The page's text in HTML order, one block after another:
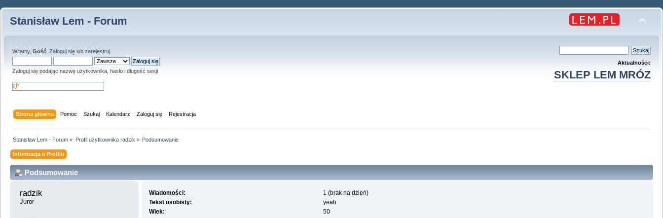
Stanisław Lem - Forum
Witamy, Gość Zaloguj się lub zarejestruj
Zaloguj się podając nazwę użytkownika, hasło i długość sesji
Aktualności:
SKLEP LEM MRÓZ
Strona główna Pomoc Szukaj Kalendarz Zaloguj się Rejestracja
Stanisław Lem - Forum » Profil użytkownika radzik » Podsumowanie
Informacja o Profilu
Podsumowanie
radzik
Juror
Wiadomości:
1 (brak na dzień)
Tekst osobisty:
yeah
Wiek:
50